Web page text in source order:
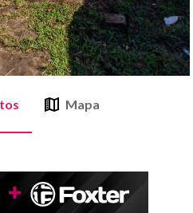
Mapa